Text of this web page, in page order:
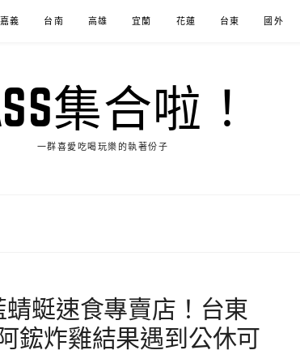
嘉義 台南 高雄 宜蘭 花蓮 台東 國外
集合啦！
一群喜愛吃喝玩樂的執著份子
蜻蜓速食專賣店！台東
鋐炸雞結果遇到公休可